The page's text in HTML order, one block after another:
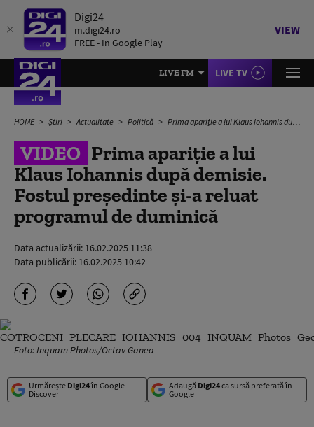
Digi24
m.digi24.ro
FREE - In Google Play
VIEW
LIVE FM LIVE TV
HOME Știri Actualitate Politică Prima apariție a lui Klaus Iohannis după demisie. Fostul președinte și-a reluat programul de duminică
VIDEO Prima apariție a lui
Klaus Iohannis după demisie.
Fostul președinte și-a reluat
programul de duminică
Data actualizării: 16.02.2025 11:38
Data publicării: 16.02.2025 10:42
Foto: Inquam Photos/Octav Ganea
Urmărește Digi24în Google
Discover
Adaugă Digi24ca sursă preferată în
Google